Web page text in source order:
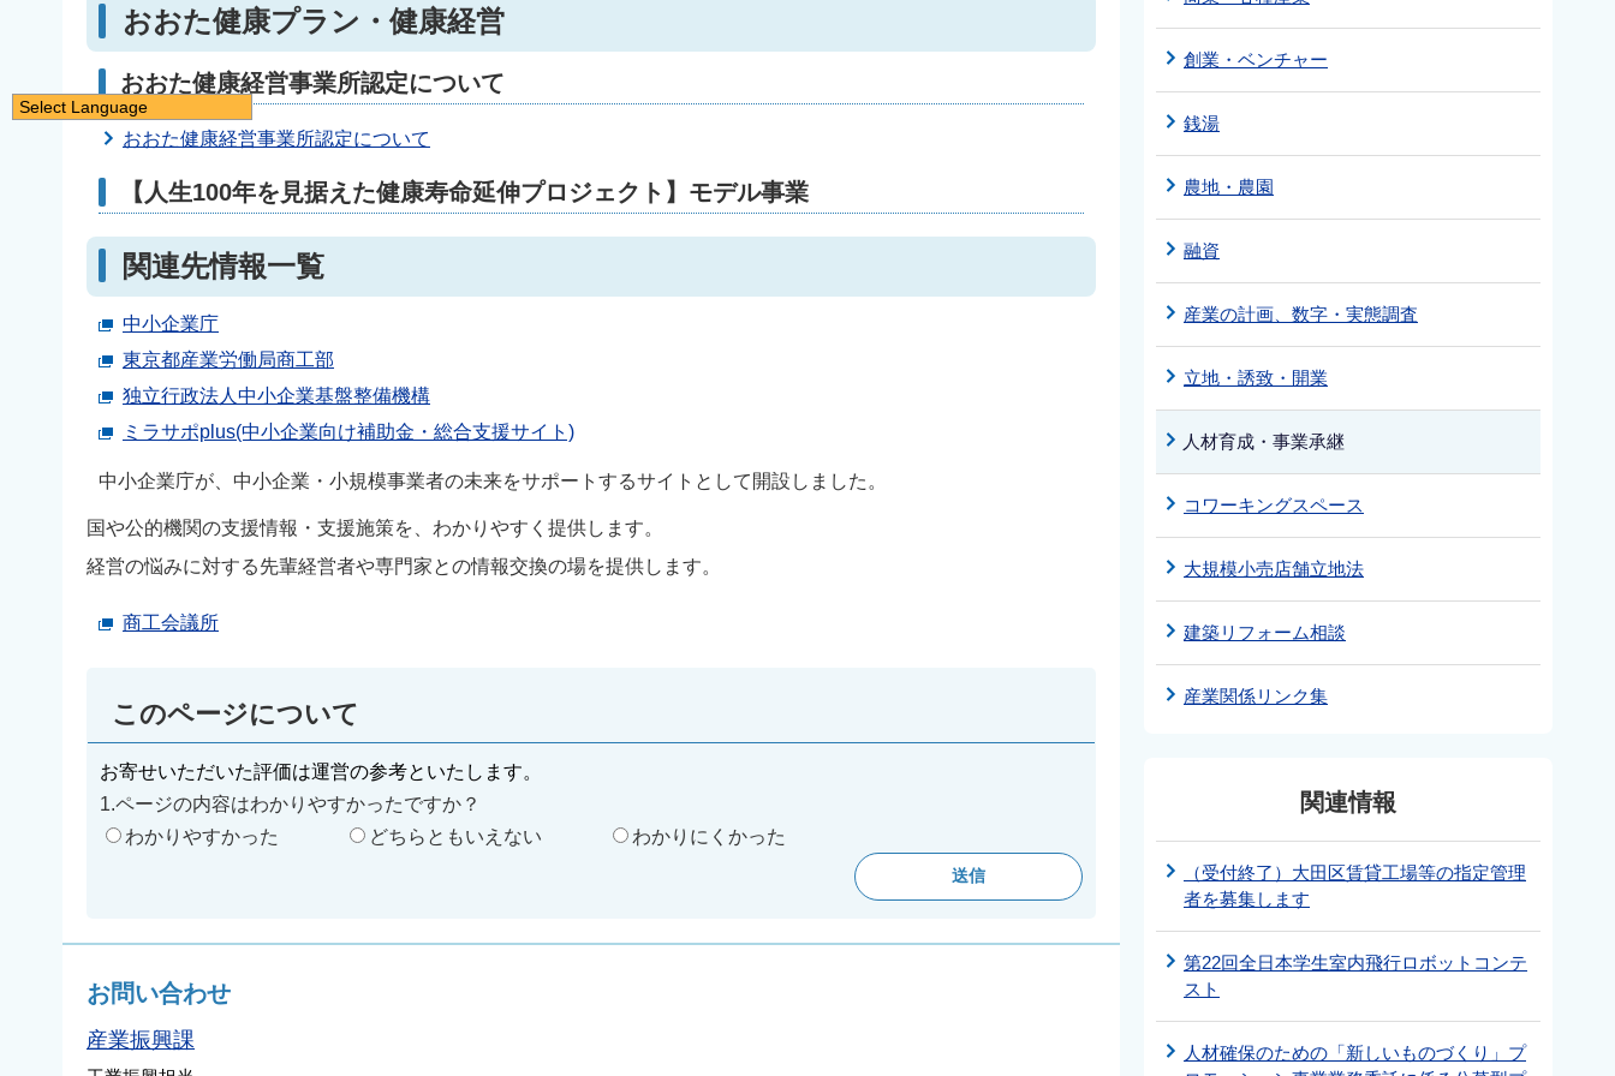
おおた健康プラン・健康経営
おおた健康経営事業所認定について
おおた健康経営事業所認定について
【人生100年を見据えた健康寿命延伸プロジェクト】モデル事業
関連先情報一覧
中小企業庁
東京都産業労働局商工部
独立行政法人中小企業基盤整備機構
ミラサポplus(中小企業向け補助金・総合支援サイト)
中小企業庁が、中小企業・小規模事業者の未来をサポートするサイトとして開設しました。
国や公的機関の支援情報・支援施策を、わかりやすく提供します。
経営の悩みに対する先輩経営者や専門家との情報交換の場を提供します。
商工会議所
このページについて
お寄せいただいた評価は運営の参考といたします。
1.ページの内容はわかりやすかったですか？
わかりやすかった
どちらともいえない わかりにくかった
お問い合わせ
産業振興課
創業・ベンチャー
銭湯
農地・農園
融資
産業の計画、数字・実態調査
立地・誘致・開業
人材育成・事業承継
コワーキングスペース
大規模小売店舗立地法
建築リフォーム相談
産業関係リンク集
関連情報
（受付終了）大田区賃貸工場等の指定管理
者を募集します
第22回全日本学生室内飛行ロボットコンテ
スト
人材確保のための「新しいものづくり」プ
Select Language